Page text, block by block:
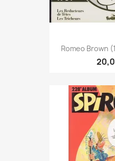
Romeo Brown